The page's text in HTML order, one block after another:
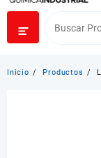
Inicio Productos